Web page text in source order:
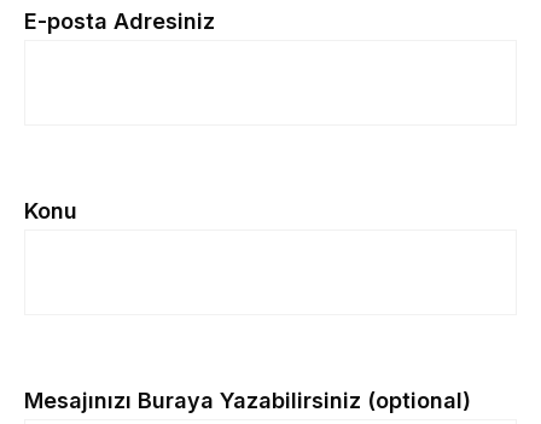
E-posta Adresiniz
Konu
Mesajınızı Buraya Yazabilirsiniz (optional)